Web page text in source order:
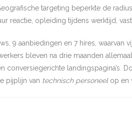
targeting beperkte de
reactie, opleiding tijdens werktijd,
9 aanbiedingen en 7 hires,
bleven na drie maanden
conversiegerichte landingspagina’s.
pijplijn van technisch personeelop en